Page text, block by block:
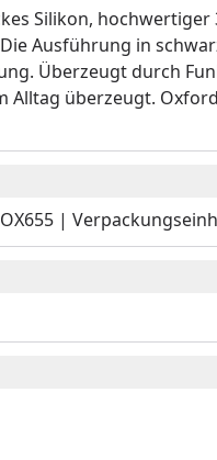
Silikon, hochwertiger
Ausführung in
Überzeugt durch
Alltag überzeugt.
|